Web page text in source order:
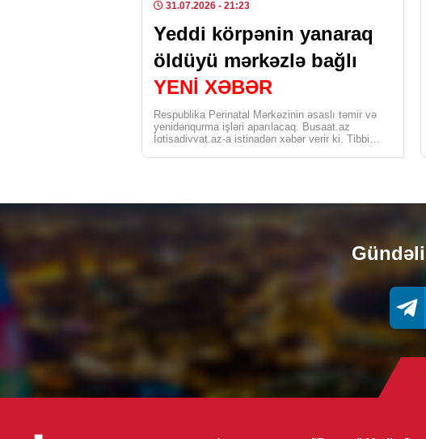
31.07.2026 - 21:23
Yeddi körpənin yanaraq
öldüyü mərkəzlə bağlı
YENİ XƏBƏR
Respublika Perinatal Mərkəzinin əsaslı təmir və
yenidənqurma işləri aparılacaq. Busaat.az
İqtisadiyyat.az-a istinadən xəbər verir ki, Tibbi